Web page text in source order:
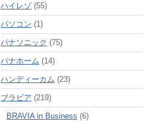
ハイレゾ(55)
パソコン (1)
パナソニック (75)
パナホーム (14)
ハンディーカム (23)
ブラビア (219)
BRAVIA in Business (6)